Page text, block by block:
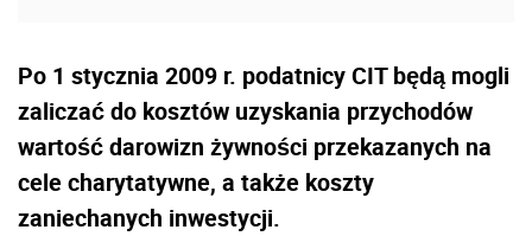
Po 1 stycznia 2009 r. podatnicy CIT będą mogli
zaliczać do kosztów uzyskania przychodów
wartość darowizn żywności przekazanych na
cele charytatywne, a także koszty
zaniechanych inwestycji.